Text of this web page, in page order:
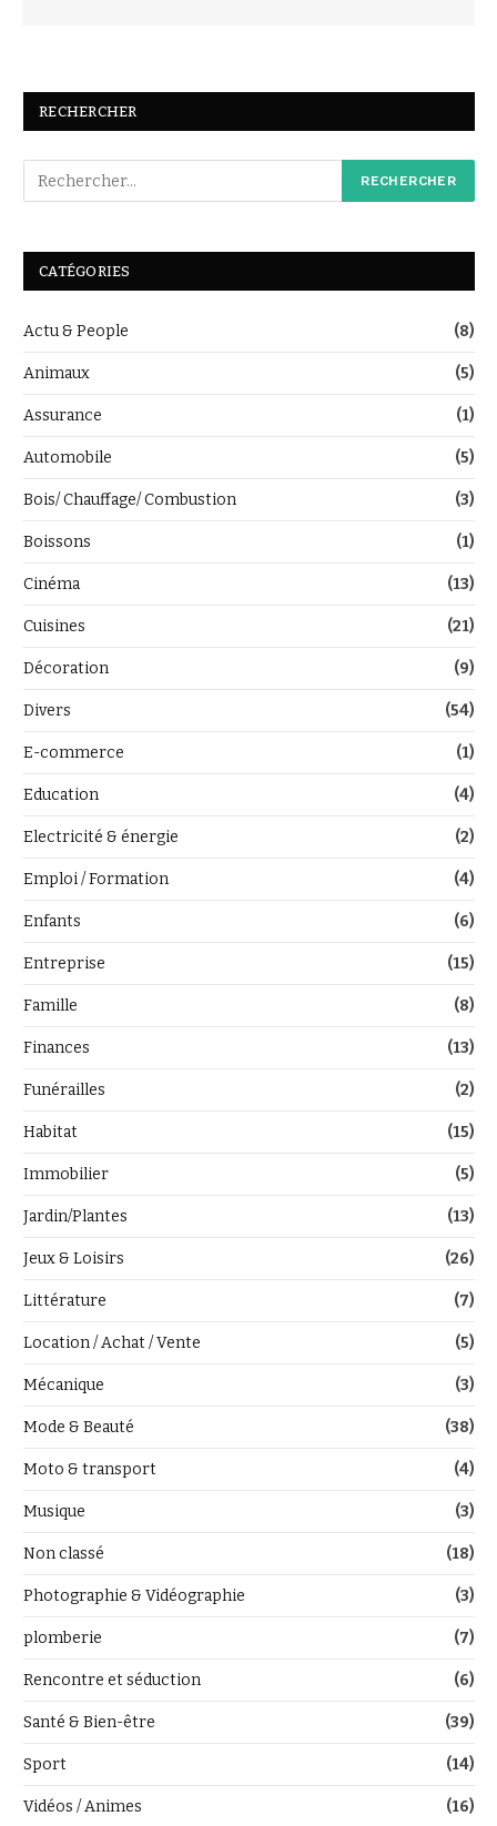
RECHERCHER
CATÉGORIES
Actu & People (8)
Animaux (5)
Assurance (1)
Automobile (5)
Bois/ Chauffage/ Combustion (3)
Boissons (1)
Cinéma (13)
Cuisines (21)
Décoration (9)
Divers (54)
E-commerce (1)
Education (4)
Electricité & énergie (2)
Emploi / Formation (4)
Enfants (6)
Entreprise (15)
Famille (8)
Finances (13)
Funérailles (2)
Habitat (15)
Immobilier (5)
Jardin/Plantes (13)
Jeux & Loisirs (26)
Littérature (7)
Location / Achat / Vente (5)
Mécanique (3)
Mode & Beauté (38)
Moto & transport (4)
Musique (3)
Non classé (18)
Photographie & Vidéographie (3)
plomberie (7)
Rencontre et séduction (6)
Santé & Bien-être (39)
Sport (14)
Vidéos / Animes (16)